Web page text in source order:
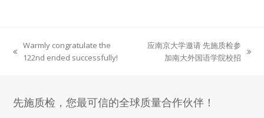
previous
Warmly congratulate the
122nd ended successfully!
应南京大学邀请 先施质检参
加南大外国语学院校招
先施质检，您最可信的全球质量合作伙伴！